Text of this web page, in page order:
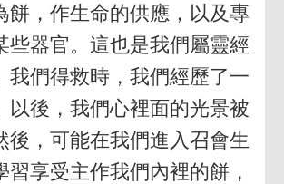
餅，作生命的供應，以及專
些器官。這也是我們屬靈經
我們得救時，我們經歷了一
以後，我們心裡面的光景被
後，可能在我們進入召會生
習享受主作我們內裡的餅，